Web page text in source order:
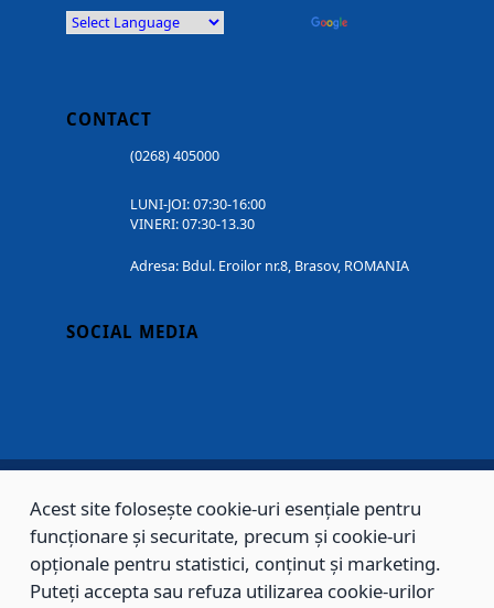
CONTACT
(0268) 405000
LUNI-JOI: 07:30-16:00
VINERI: 07:30-13.30
Adresa: Bdul. Eroilor nr.8, Brasov, ROMANIA
SOCIAL MEDIA
Copyright © 2002 - 2026 - PRIMĂRIA MUNICIPIULUI BRAȘOV, toate drepturile
rezervate.
Acest site folosește cookie-uri esențiale pentru
funcționare și securitate, precum și cookie-uri
opționale pentru statistici, conținut și marketing.
Puteți accepta sau refuza utilizarea cookie-urilor